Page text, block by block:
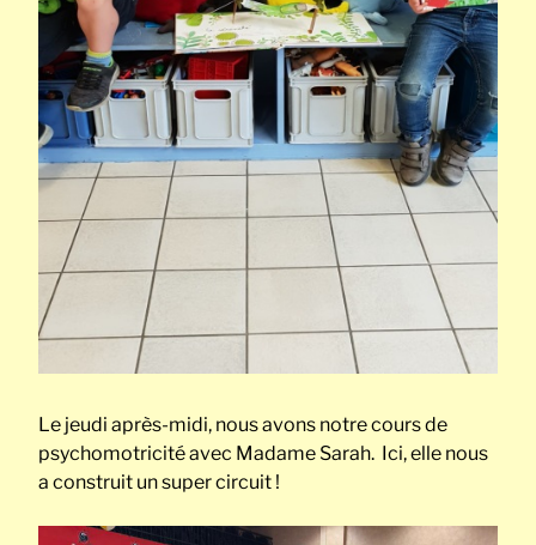
Le jeudi après-midi, nous avons notre cours de
psychomotricité avec Madame Sarah. Ici, elle nous
a construit un super circuit !